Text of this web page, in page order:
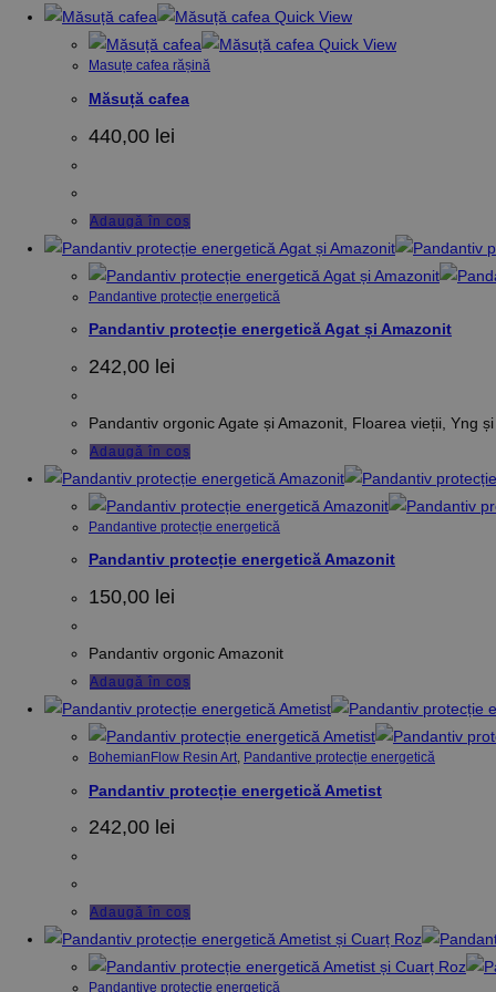
Quick View
Quick View
Masuțe cafea rășină
Măsuță cafea
440,00 lei
Adaugă în coș
Pandantive protecție energetică
Pandantiv protecție energetică Agat și Amazonit
242,00 lei
Pandantiv orgonic Agate și Amazonit, Floarea vieții, Yng și
Adaugă în coș
Pandantive protecție energetică
Pandantiv protecție energetică Amazonit
150,00 lei
Pandantiv orgonic Amazonit
Adaugă în coș
BohemianFlow Resin Art, Pandantive protecție energetică
Pandantiv protecție energetică Ametist
242,00 lei
Adaugă în coș
Pandantive protecție energetică